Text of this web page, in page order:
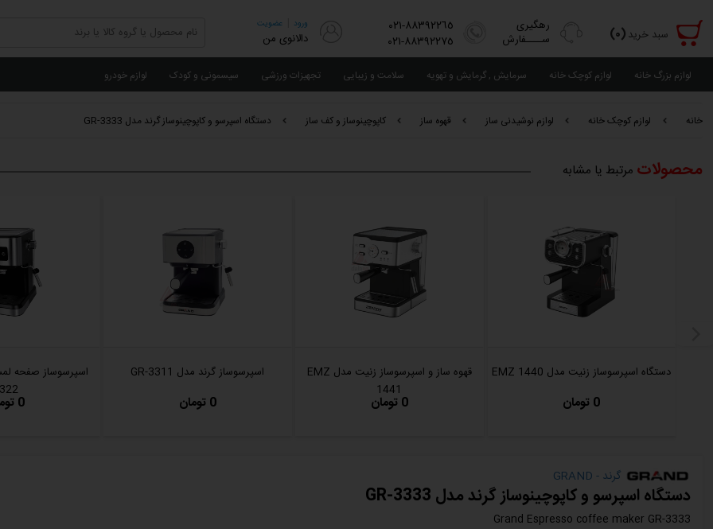
سبد خرید(٠)
رهگیری
ســــفارش
٨٨٣٩٢٢٦٥-٠٢١
٨٨٣٩٢٢٧٥-٠٢١
ورود عضویت
دالانوی من
لوازم بزرگ خانه لوازم کوچک خانه سرمایش , گرمایش و تهویه سلامت و زیبایی تجهیزات ورزشی سیسمونی و کودک لوازم خودرو
خانه لوازم کوچک خانه لوازم نوشیدنی ساز قهوه ساز کاپوچینوساز و کف ساز دستگاه اسپرسو و کاپوچینوساز گرند مدل GR-3333
محصولات مرتبط یا مشابه
دستگاه اسپرسوساز زنیت مدل EMZ 1440
0 تومان
قهوه ساز و اسپرسوساز زنیت مدل EMZ
1441
0 تومان
اسپرسوساز گرند مدل GR-3311
0 تومان 0 تومان
گرند - GRAND
دستگاه اسپرسو و کاپوچینوساز گرند مدل GR-3333
Grand Espresso coffee maker GR-3333